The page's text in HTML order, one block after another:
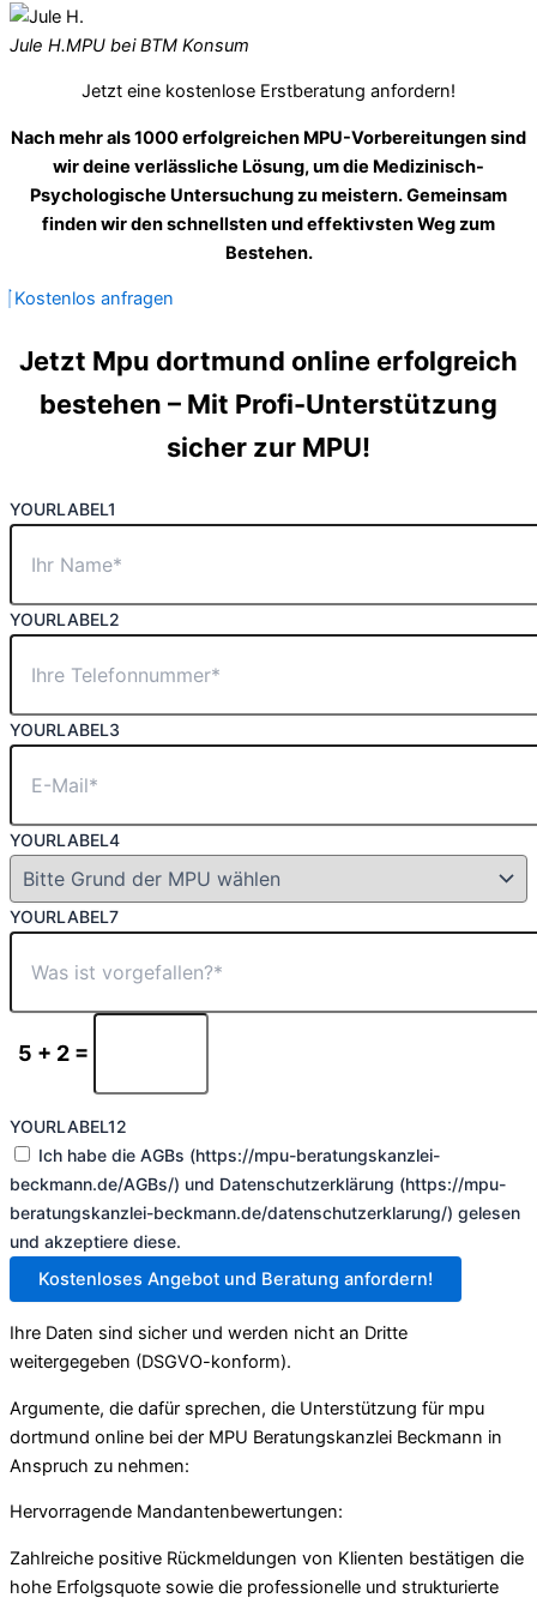
Jule H.MPU bei BTM Konsum
Jetzt eine kostenlose Erstberatung anfordern!
Nach mehr als 1000 erfolgreichen MPU-Vorbereitungen sind
wir deine verlässliche Lösung, um die Medizinisch-
Psychologische Untersuchung zu meistern. Gemeinsam
finden wir den schnellsten und effektivsten Weg zum
Bestehen.
Kostenlos anfragen
Jetzt Mpu dortmund online erfolgreich
bestehen – Mit Profi-Unterstützung
sicher zur MPU!
YOURLABEL1
YOURLABEL2
YOURLABEL3
YOURLABEL4
YOURLABEL7
5 + 2 =
YOURLABEL12
Ich habe die AGBs (https://mpu-beratungskanzlei-
beckmann.de/AGBs/) und Datenschutzerklärung (https://mpu-
beratungskanzlei-beckmann.de/datenschutzerklarung/) gelesen
und akzeptiere diese.
Kostenloses Angebot und Beratung anfordern!
Ihre Daten sind sicher und werden nicht an Dritte
weitergegeben (DSGVO-konform).
Argumente, die dafür sprechen, die Unterstützung für mpu
dortmund online bei der MPU Beratungskanzlei Beckmann in
Anspruch zu nehmen:
Hervorragende Mandantenbewertungen:
Zahlreiche positive Rückmeldungen von Klienten bestätigen die
hohe Erfolgsquote sowie die professionelle und strukturierte